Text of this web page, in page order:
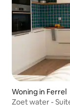
Woning in Ferrel
Zoet water -